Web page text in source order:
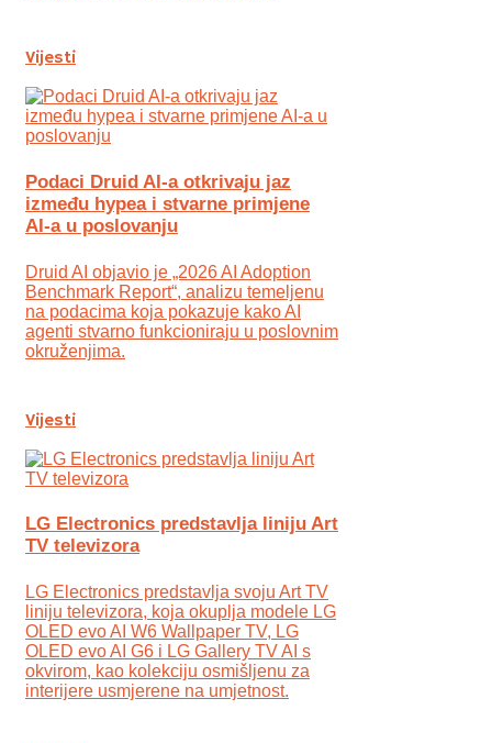
Vijesti
Podaci Druid AI-a otkrivaju jaz
između hypea i stvarne primjene
AI-a u poslovanju
Druid AI objavio je „2026 AI Adoption
Benchmark Report“, analizu temeljenu
na podacima koja pokazuje kako AI
agenti stvarno funkcioniraju u poslovnim
okruženjima.
Vijesti
LG Electronics predstavlja liniju Art
TV televizora
LG Electronics predstavlja svoju Art TV
liniju televizora, koja okuplja modele LG
OLED evo AI W6 Wallpaper TV, LG
OLED evo AI G6 i LG Gallery TV AI s
okvirom, kao kolekciju osmišljenu za
interijere usmjerene na umjetnost.